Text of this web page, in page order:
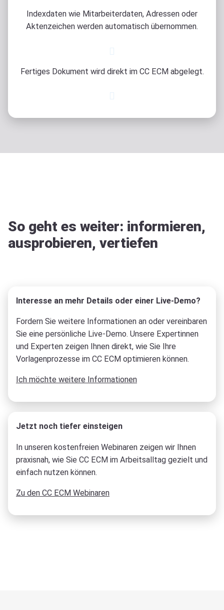
Indexdaten wie Mitarbeiterdaten, Adressen oder
Aktenzeichen werden automatisch übernommen.
Fertiges Dokument wird direkt im CC ECM abgelegt.
So geht es weiter: informieren,
ausprobieren, vertiefen
Interesse an mehr Details oder einer Live-Demo?
Fordern Sie weitere Informationen an oder vereinbaren
Sie eine persönliche Live-Demo. Unsere Expertinnen
und Experten zeigen Ihnen direkt, wie Sie Ihre
Vorlagenprozesse im CC ECM optimieren können.
Ich möchte weitere Informationen
Jetzt noch tiefer einsteigen
In unseren kostenfreien Webinaren zeigen wir Ihnen
praxisnah, wie Sie CC ECM im Arbeitsalltag gezielt und
einfach nutzen können.
Zu den CC ECM Webinaren